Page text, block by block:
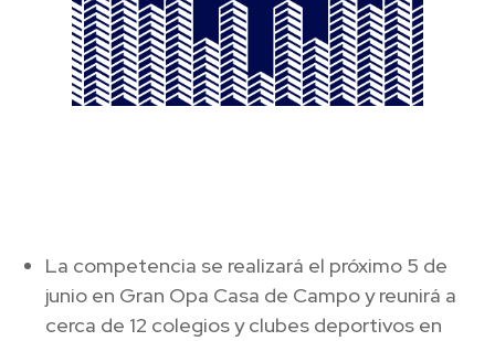
La competencia se realizará el próximo 5 de
junio en Gran Opa Casa de Campo y reunirá a
cerca de 12 colegios y clubes deportivos en